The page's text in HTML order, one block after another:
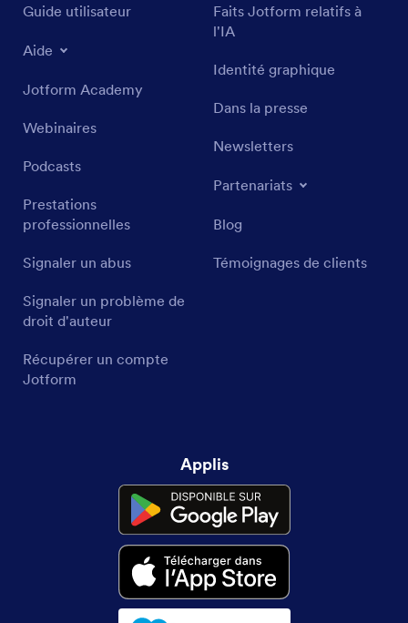
Guide utilisateur
Aide
Jotform Academy
Webinaires
Podcasts
Prestations
professionnelles
Signaler un abus
Signaler un problème de
droit d'auteur
Récupérer un compte
Jotform
Faits Jotform relatifs à
l'IA
Identité graphique
Dans la presse
Newsletters
Partenariats
Blog
Témoignages de clients
Applis